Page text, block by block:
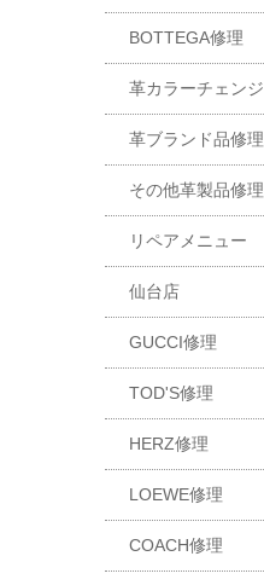
BOTTEGA修理
革カラーチェンジ
革ブランド品修理
その他革製品修理
リペアメニュー
仙台店
GUCCI修理
TOD'S修理
HERZ修理
LOEWE修理
COACH修理